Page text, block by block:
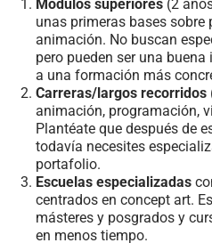
Módulos superiores (2
unas primeras bases
animación. No buscan
pero pueden ser una
a una formación más
Carreras/largos recorridos
animación, programación,
Plantéate que después de
todavía necesites
portafolio.
Escuelas especializadas
centrados en concept art.
másteres y posgrados y
en menos tiempo.